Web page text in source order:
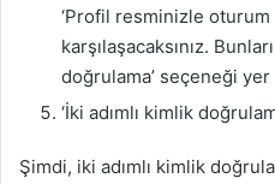
‘Profil resminizle oturum
karşılaşacaksınız.
doğrulama’ seçeneği yer
‘İki adımlı kimlik
Şimdi, iki adımlı kimlik